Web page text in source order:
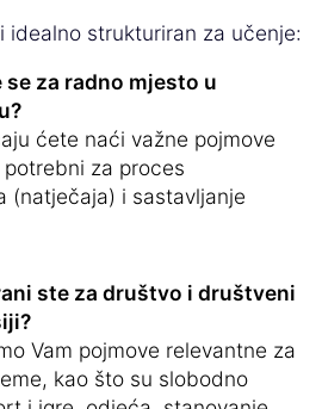
idealno strukturiran za učenje:
za radno mjesto u
ćete naći važne pojmove
potrebni za proces
(natječaja) i sastavljanje
ste za društvo i društveni
Vam pojmove relevantne za
kao što su slobodno